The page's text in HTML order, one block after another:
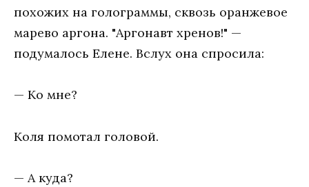
похожих на голограммы, сквозь оранжевое
марево аргона. "Аргонавт хренов!" —
подумалось Елене. Вслух она спросила:
— Ко мне?
Коля помотал головой.
— А куда?